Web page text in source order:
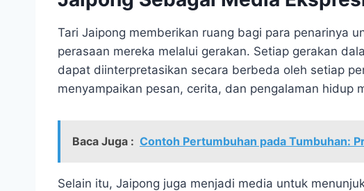
Tari Jaipong memberikan ruang bagi para penarinya
perasaan mereka melalui gerakan. Setiap gerakan
dapat diinterpretasikan secara berbeda oleh setiap
menyampaikan pesan, cerita, dan pengalaman hidup
Baca Juga : Contoh Pertumbuhan pada Tumbuhan:
Selain itu, Jaipong juga menjadi media untuk